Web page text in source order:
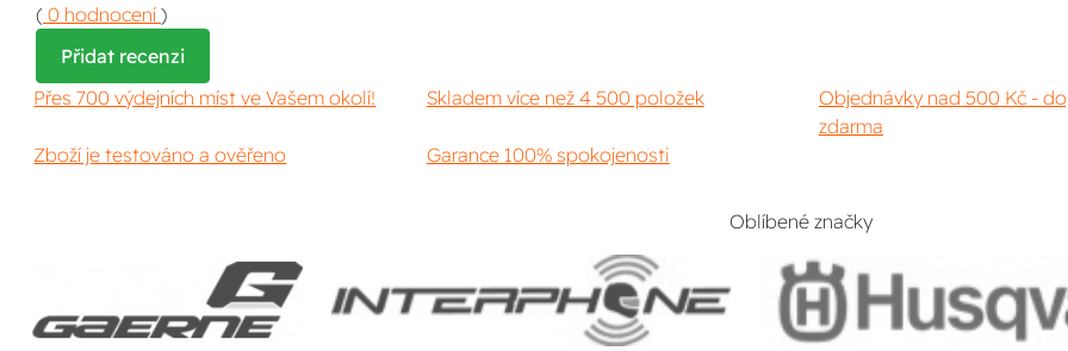
( 0 hodnocení )
Přidat recenzi
Přes 700 výdejních míst ve Vašem okolí!
Skladem více než 4 500 položek
Objednávky nad 500 Kč -
zdarma
Zboží je testováno a ověřeno
Garance 100% spokojenosti
Oblíbené značky